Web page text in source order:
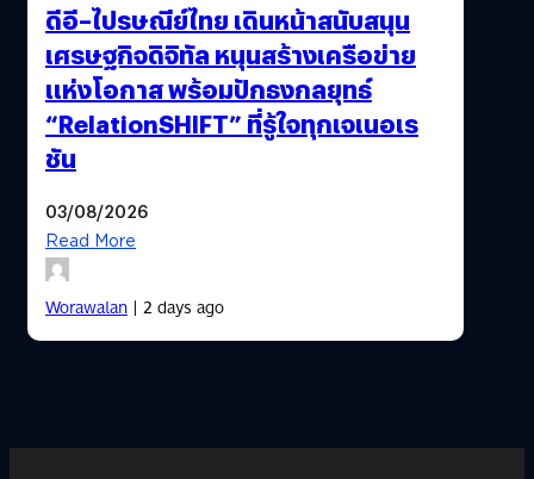
ดีอี–ไปรษณีย์ไทย เดินหน้าสนับสนุน
เศรษฐกิจดิจิทัล หนุนสร้างเครือข่าย
แห่งโอกาส พร้อมปักธงกลยุทธ์
“RelationSHIFT” ที่รู้ใจทุกเจเนอเร
ชัน
03/08/2026
Read More
Worawalan| 2 days ago